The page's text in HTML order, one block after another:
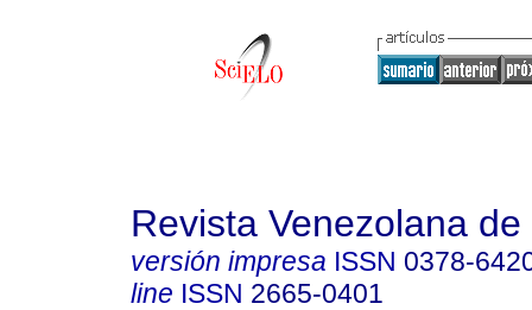
Revista Venezolana
versión impresa ISSN 0378-
line ISSN 2665-0401